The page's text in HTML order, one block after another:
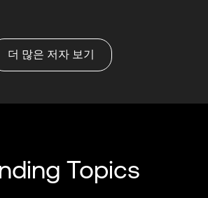
더 많은 저자 보기
Topics